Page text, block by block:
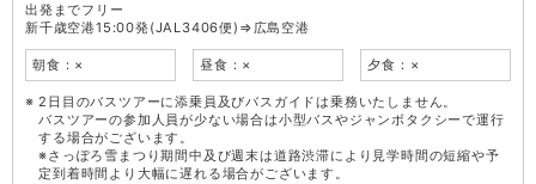
出発までフリー
新千歳空港15:00発(JAL3406便)⇒広島空港
朝食：× 昼食：× 夕食：×
2日目のバスツアーに添乗員及びバスガイドは乗務いたしません。
バスツアーの参加人員が少ない場合は小型バスやジャンボタクシーで運行
する場合がございます。
※さっぽろ雪まつり期間中及び週末は道路渋滞により見学時間の短縮や予
定到着時間より大幅に遅れる場合がございます。